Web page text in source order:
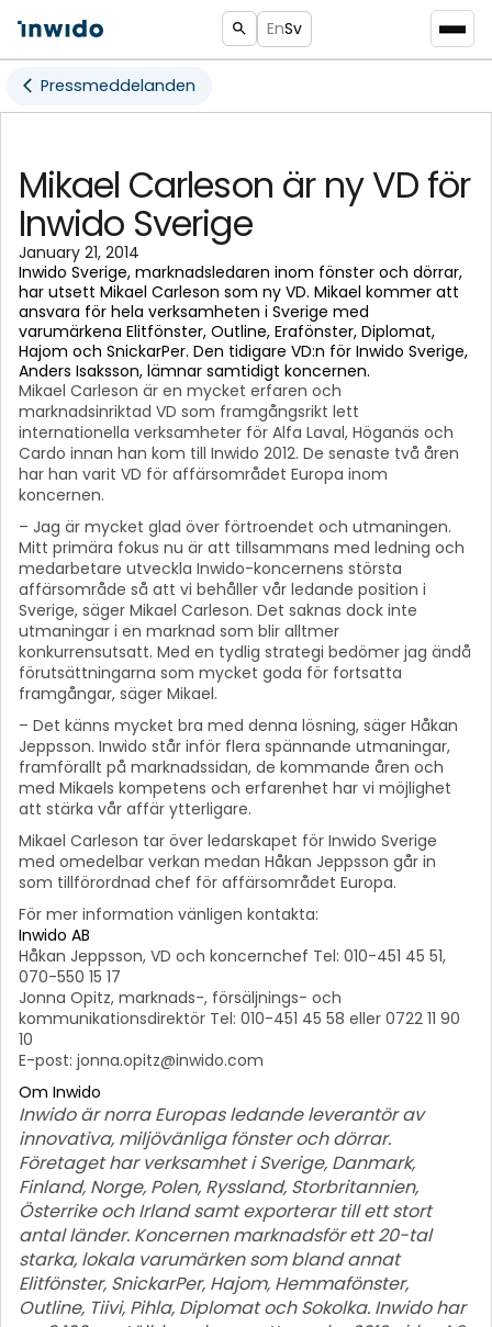
EnSv
Pressmeddelanden
Mikael Carleson är ny VD för
Inwido Sverige
January 21, 2014
Inwido Sverige, marknadsledaren inom fönster och dörrar,
har utsett Mikael Carleson som ny VD. Mikael kommer att
ansvara för hela verksamheten i Sverige med
varumärkena Elitfönster, Outline, Erafönster, Diplomat,
Hajom och SnickarPer. Den tidigare VD:n för Inwido Sverige,
Anders Isaksson, lämnar samtidigt koncernen.
Mikael Carleson är en mycket erfaren och
marknadsinriktad VD som framgångsrikt lett
internationella verksamheter för Alfa Laval, Höganäs och
Cardo innan han kom till Inwido 2012. De senaste två åren
har han varit VD för affärsområdet Europa inom
koncernen.
– Jag är mycket glad över förtroendet och utmaningen.
Mitt primära fokus nu är att tillsammans med ledning och
medarbetare utveckla Inwido-koncernens största
affärsområde så att vi behåller vår ledande position i
Sverige, säger Mikael Carleson. Det saknas dock inte
utmaningar i en marknad som blir alltmer
konkurrensutsatt. Med en tydlig strategi bedömer jag ändå
förutsättningarna som mycket goda för fortsatta
framgångar, säger Mikael.
– Det känns mycket bra med denna lösning, säger Håkan
Jeppsson. Inwido står inför flera spännande utmaningar,
framförallt på marknadssidan, de kommande åren och
med Mikaels kompetens och erfarenhet har vi möjlighet
att stärka vår affär ytterligare.
Mikael Carleson tar över ledarskapet för Inwido Sverige
med omedelbar verkan medan Håkan Jeppsson går in
som tillförordnad chef för affärsområdet Europa.
För mer information vänligen kontakta:
Inwido AB
Håkan Jeppsson, VD och koncernchef Tel: 010-451 45 51,
070-550 15 17
Jonna Opitz, marknads-, försäljnings- och
kommunikationsdirektör Tel: 010-451 45 58 eller 0722 11 90
10
E-post: jonna.opitz@inwido.com
Om Inwido
Inwido är norra Europas ledande leverantör av
innovativa, miljövänliga fönster och dörrar.
Företaget har verksamhet i Sverige, Danmark,
Finland, Norge, Polen, Ryssland, Storbritannien,
Österrike och Irland samt exporterar till ett stort
antal länder. Koncernen marknadsför ett 20-tal
starka, lokala varumärken som bland annat
Elitfönster, SnickarPer, Hajom, Hemmafönster,
Outline, Tiivi, Pihla, Diplomat och Sokolka. Inwido har